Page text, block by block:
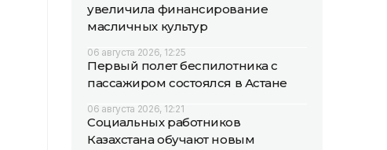
увеличила финансирование
масличных культур
06 августа 2026, 12:25
Первый полет беспилотника с
пассажиром состоялся в Астане
06 августа 2026, 12:21
Социальных работников
Казахстана обучают новым